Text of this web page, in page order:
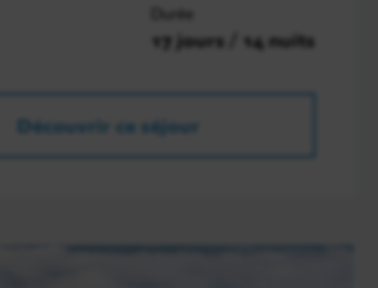
Durée
17 jours / 14 nuits
Découvrir ce séjour